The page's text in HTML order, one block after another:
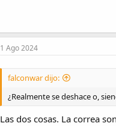
1 Ago 2024
falconwar dijo:
¿Realmente se deshace o,
Las dos cosas. La correa